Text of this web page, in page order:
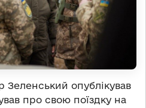
опублікував
про свою поїздку на